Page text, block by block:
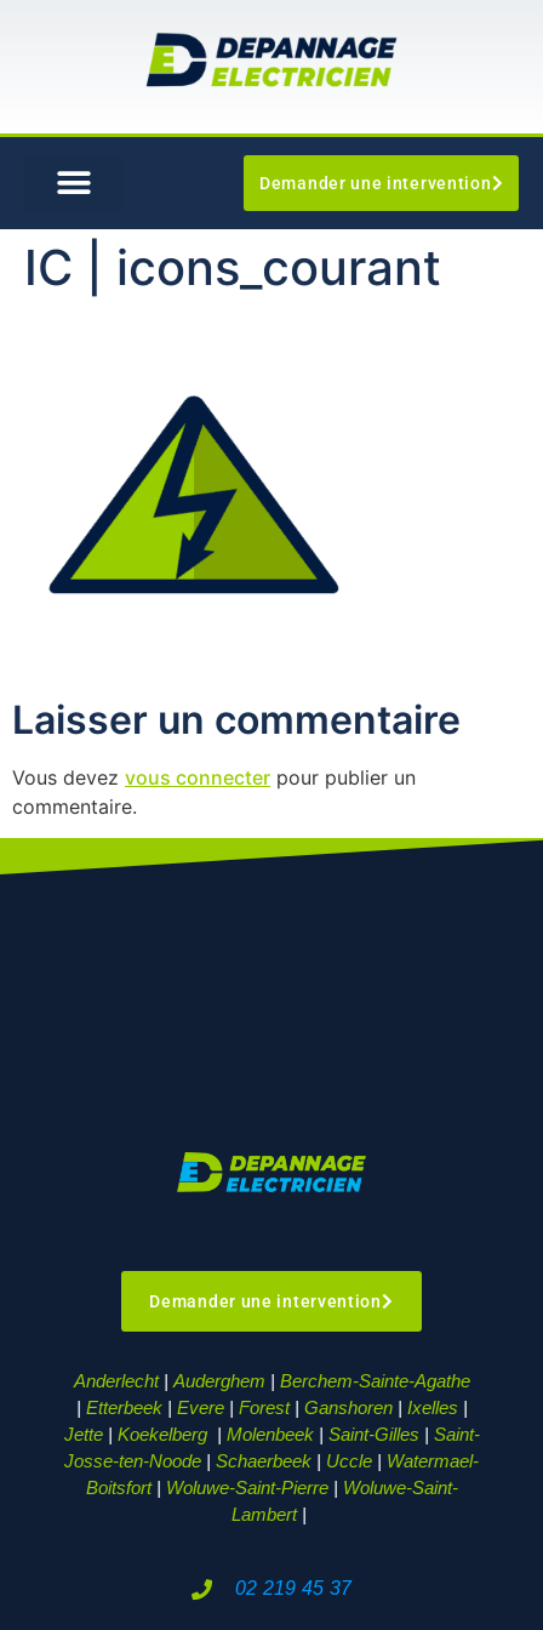
Demander une intervention
IC | icons_courant
Laisser un commentaire
Vous devez vous connecter pour publier un
commentaire.
Demander une intervention
Anderlecht| Auderghem | Berchem-Sainte-Agathe
| Etterbeek| Evere| Forest| Ganshoren| Ixelles |
Jette| Koekelberg| Molenbeek | Saint-Gilles | Saint-
Josse-ten-Noode | Schaerbeek | Uccle | Watermael-
Boitsfort| Woluwe-Saint-Pierre| Woluwe-Saint-
Lambert|
02 219 45 37